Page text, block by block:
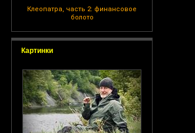
Клеопатра, часть 2: финансовое
болото
Картинки